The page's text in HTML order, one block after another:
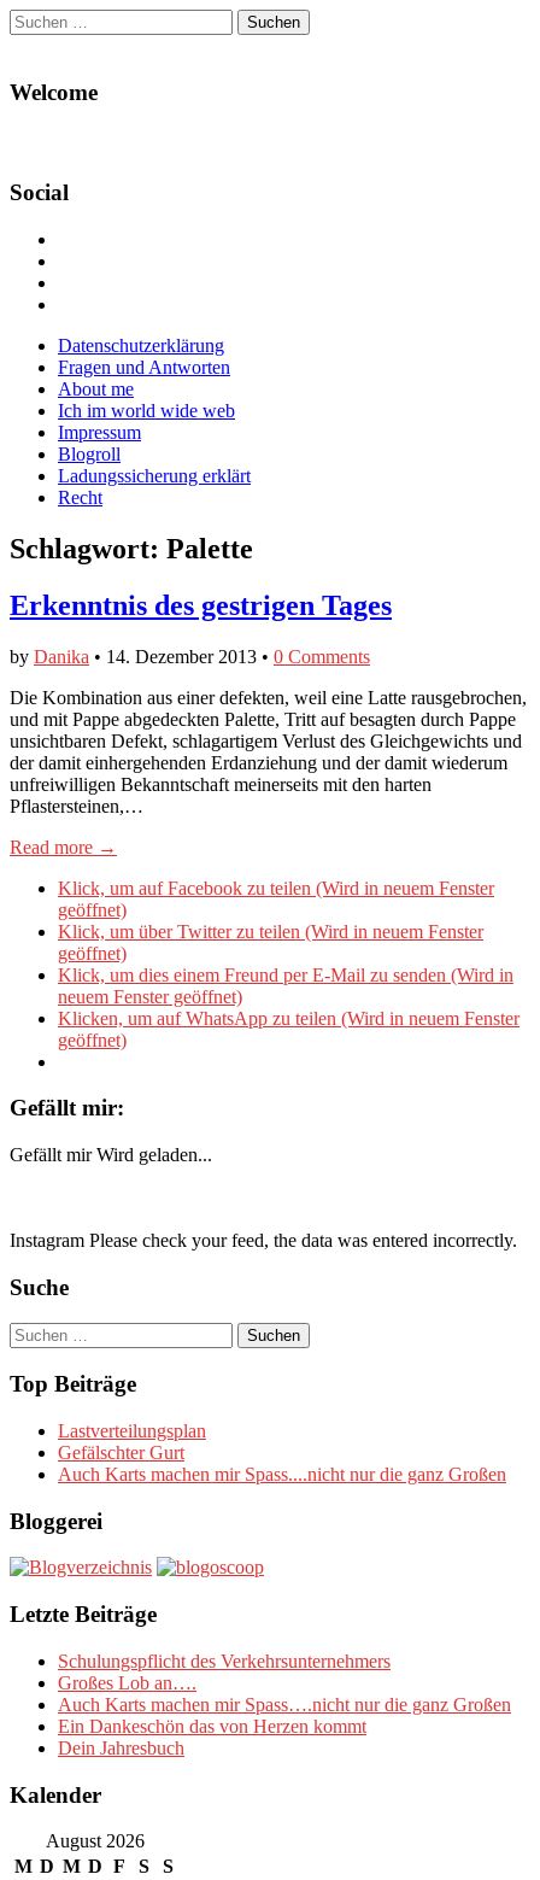
Suchen
nach:
Welcome
Social
Facebook
anzeigen
Twitter
anzeigen
auf
Instagram
anzeigen
Main
menu
Skip
content
Datenschutzerklärung
Fragen und Antworten
About me
Ich im world wide web
Impressum
Blogroll
Ladungssicherung erklärt
Recht
Schlagwort: Palette
Erkenntnis des gestrigen Tages
by Danika • 14. Dezember 2013 • 0 Comments
Die Kombination aus einer defekten, weil eine Latte rausgebrochen,
und mit Pappe abgedeckten Palette, Tritt auf besagten durch Pappe
unsichtbaren Defekt, schlagartigem Verlust des Gleichgewichts und
der damit einhergehenden Erdanziehung und der damit wiederum
unfreiwilligen Bekanntschaft meinerseits mit den harten
Pflastersteinen,…
Read more →
Klick, um auf Facebook zu teilen (Wird in neuem Fenster
geöffnet)
Klick, um über Twitter zu teilen (Wird in neuem Fenster
geöffnet)
Klick, um dies einem Freund per E-Mail zu senden (Wird in
neuem Fenster geöffnet)
Klicken, um auf WhatsApp zu teilen (Wird in neuem Fenster
geöffnet)
Gefällt mir:
Gefällt mir Wird geladen...
Instagram Please check your feed, the data was entered incorrectly.
Suche
Suchen
nach:
Top Beiträge
Lastverteilungsplan
Gefälschter Gurt
Auch Karts machen mir Spass....nicht nur die ganz Großen
Bloggerei
Letzte Beiträge
Schulungspflicht des Verkehrsunternehmers
Großes Lob an….
Auch Karts machen mir Spass….nicht nur die ganz Großen
Ein Dankeschön das von Herzen kommt
Dein Jahresbuch
Kalender
August 2026
M D M D F S
S